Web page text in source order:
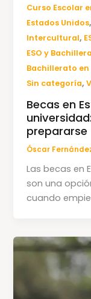
Curso Escolar
Estados Unidos,
Intercultural,
ESO y
Bachillerato en
Sin categoría,
Becas en
prepararse
Óscar
Las becas en
son una
cuando